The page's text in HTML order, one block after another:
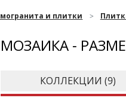
и плитки
МОЗАИКА -
КОЛЛЕКЦИИ (9)